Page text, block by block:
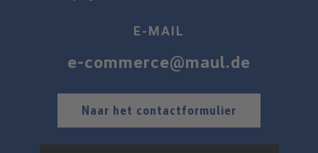
E-MAIL
e-commerce@maul.de
Naar het contactformulier